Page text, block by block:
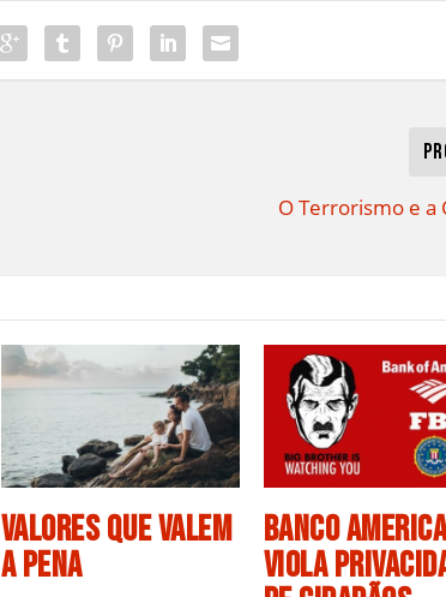
O Terrorismo e a
Valores que Valem
a Pena
Banco
Viola